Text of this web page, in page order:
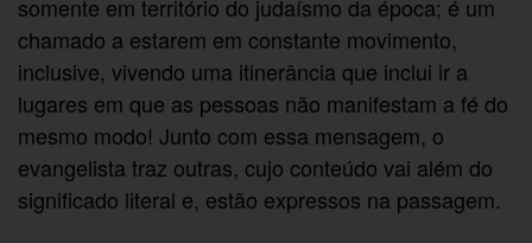
somente em território do judaísmo da época; é um
chamado a estarem em constante movimento,
inclusive, vivendo uma itinerância que inclui ir a
lugares em que as pessoas não manifestam a fé do
mesmo modo! Junto com essa mensagem, o
evangelista traz outras, cujo conteúdo vai além do
significado literal e, estão expressos na passagem.